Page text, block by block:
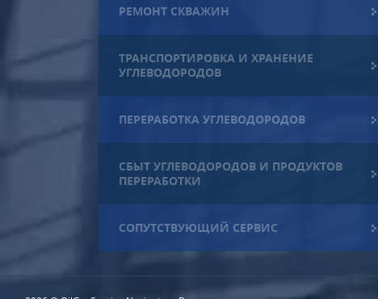
РЕМОНТ СКВАЖИН
ТРАНСПОРТИРОВКА И ХРАНЕНИЕ
УГЛЕВОДОРОДОВ
ПЕРЕРАБОТКА УГЛЕВОДОРОДОВ
СБЫТ УГЛЕВОДОРОДОВ И ПРОДУКТОВ
ПЕРЕРАБОТКИ
СОПУТСТВУЮЩИЙ СЕРВИС